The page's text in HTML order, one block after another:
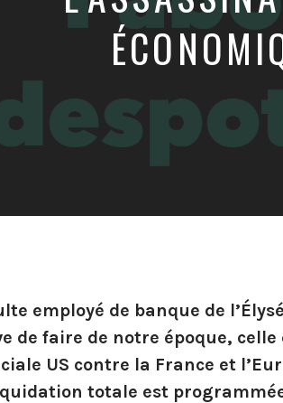
employé de banque de
de faire de notre époque,
US contre la France et
totale est